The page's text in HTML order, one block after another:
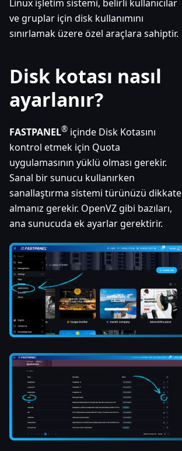
Linux işletim sistemi, belirli kullanıcılar
ve gruplar için disk kullanımını
sınırlamak üzere özel araçlara sahiptir.
Disk kotası nasıl
ayarlanır?
FASTPANEL® içinde Disk Kotasını
kontrol etmek için Quota
uygulamasının yüklü olması gerekir.
Sanal bir sunucu kullanırken
sanallaştırma sistemi türünüzü dikkate
almanız gerekir. OpenVZ gibi bazıları,
ana sunucuda ek ayarlar gerektirir.